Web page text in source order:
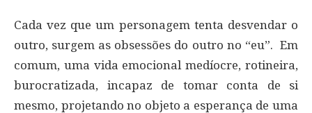
Cada vez que um personagem tenta desvendar o
outro, surgem as obsessões do outro no “eu”. Em
comum, uma vida emocional medíocre, rotineira,
burocratizada, incapaz de tomar conta de si
mesmo, projetando no objeto a esperança de uma